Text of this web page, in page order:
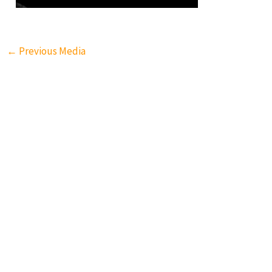
← Previous Media